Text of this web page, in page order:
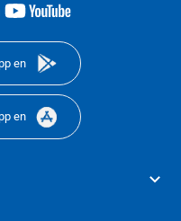
youtube-
en
en